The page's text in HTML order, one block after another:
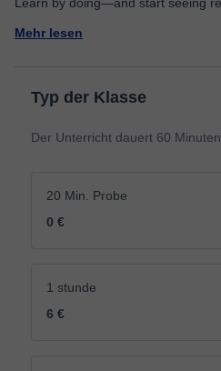
Mehr lesen
Typ der Klasse
Der Unterricht dauert 60 Minuten.
20 Min. Probe
0 €
1 stunde
6 €